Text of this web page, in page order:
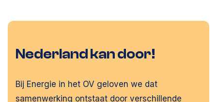
Nederland kan door!
Bij Energie in het OV geloven we dat
samenwerking ontstaat door verschillende